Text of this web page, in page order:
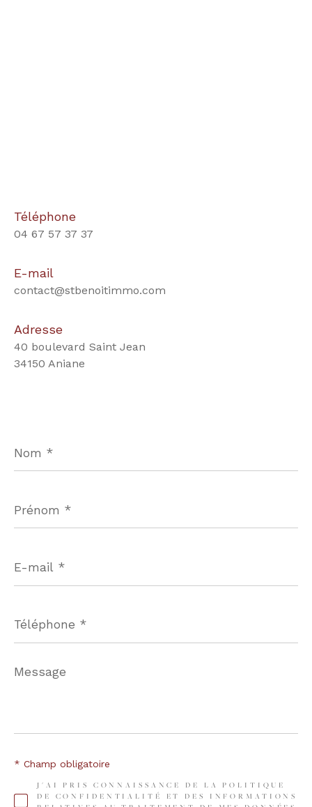
Téléphone
04 67 57 37 37
E-mail
contact@stbenoitimmo.com
Adresse
40 boulevard Saint Jean
34150 Aniane
*
*
mail
*
*
Message
*
J'AI PRIS CONNAISSANCE DE LA POLITIQUE
DE CONFIDENTIALITÉ ET DES INFORMATIONS
* Champ obligatoire